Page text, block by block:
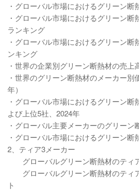
・グローバル市場におけるグリーン断
・グローバル市場におけるグリーン断
ランキング
・グローバル市場におけるグリーン断
ンキング
・世界の企業別グリーン断熱材の売上
・世界のグリーン断熱材のメーカー別
年）
・グローバル市場におけるグリーン断
よび上位5社、2024年
・グローバル主要メーカーのグリーン
・グローバル市場におけるグリーン断
2、ティア3メーカー
グローバルグリーン断熱材のティ
グローバルグリーン断熱材のティ
ト